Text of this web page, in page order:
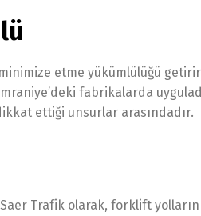
etme yükümlülüğü
fabrikalarda
ettiği unsurlar arasındadır.
Trafik olarak, forklift